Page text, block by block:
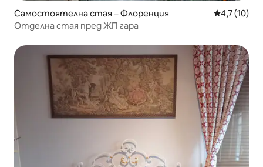
Самостоятелна стая – Флоренция Средна
4,7 (10)
Отделна стая пред ЖП гара